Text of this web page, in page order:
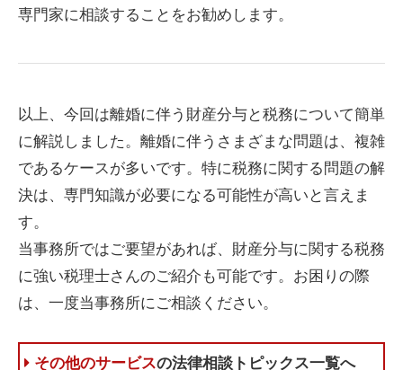
専門家に相談することをお勧めします。
以上、今回は離婚に伴う財産分与と税務について簡単
に解説しました。離婚に伴うさまざまな問題は、複雑
であるケースが多いです。特に税務に関する問題の解
決は、専門知識が必要になる可能性が高いと言えま
す。
当事務所ではご要望があれば、財産分与に関する税務
に強い税理士さんのご紹介も可能です。お困りの際
は、一度当事務所にご相談ください。
その他のサービスの法律相談トピックス一覧へ